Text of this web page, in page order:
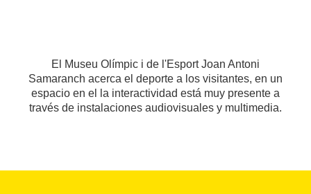
El Museu Olímpic i de l'Esport Joan Antoni
Samaranch acerca el deporte a los visitantes, en un
espacio en el la interactividad está muy presente a
través de instalaciones audiovisuales y multimedia.